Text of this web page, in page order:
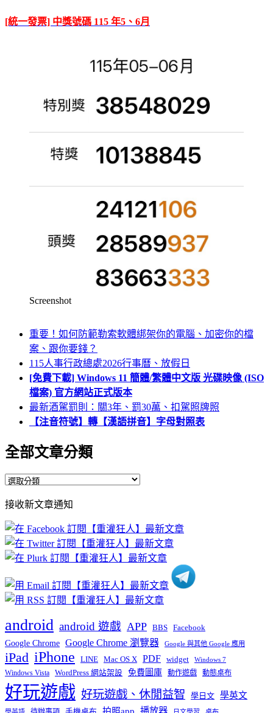
[統一發票] 中獎號碼 115 年5、6月
Screenshot
重要！如何防範勒索軟體綁架你的電腦、加密你的檔
案、跟你要錢？
115人事行政總處2026行事曆、放假日
[免費下載] Windows 11 簡體/繁體中文版 光碟映像 (ISO
檔案) 官方網站正式版本
最新酒駕罰則：關3年、罰30萬、扣駕照牌照
【注音符號】轉【漢語拼音】字母對照表
全部文章分類
全
文
章
分
類
接收新文章通知
android android 遊戲 APP BBS Facebook
Google Chrome Google Chrome 瀏覽器 Google 與其他 Google 應用
iPad iPhone LINE Mac OS X PDF widget Windows 7
Windows Vista WordPress 網站架設 免費圖庫 動作遊戲 動態桌布
好玩遊戲 好玩遊戲、休閒益智 學日文 學英文
學英語 拍照app 播放器 日文學習 桌布